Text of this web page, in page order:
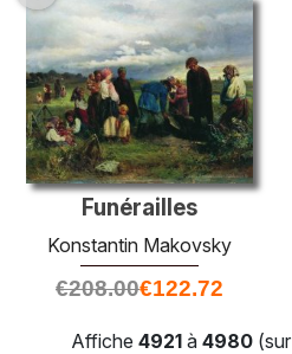
Funérailles
Konstantin Makovsky
€208.00€122.72
Affiche 4921à 4980(sur